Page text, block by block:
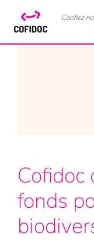
Confiez-
Cofidoc
fonds